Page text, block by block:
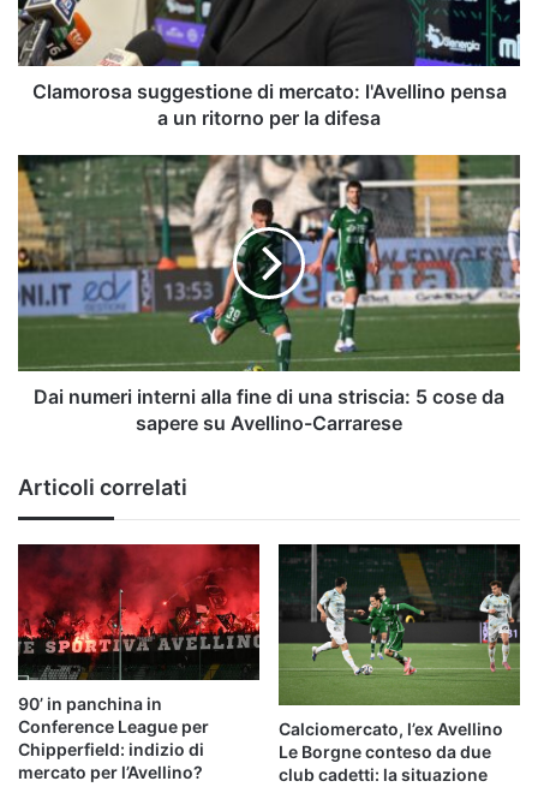
a
un
ritorno
perClamorosa suggestione di mercato: l'Avellino pensa
a un ritorno per la difesa
Dai
numeri
interni
alla
fine
di
una
5
cose
Avellino-
Carrarese
Dai numeri interni alla fine di una striscia: 5 cose da
sapere su Avellino-Carrarese
Articoli correlati
90’ in panchina in
Conference League per
Chipperfield: indizio di
mercato per l’Avellino?
Calciomercato, l’ex Avellino
Le Borgne conteso da due
club cadetti: la situazione